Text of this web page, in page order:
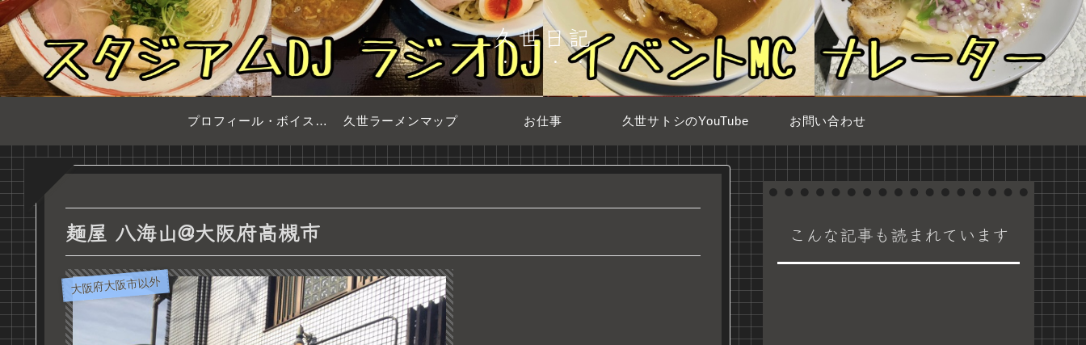
久世日記
プロフィール・ボイスサンプル 久世ラーメンマップ お仕事 久世サトシのYouTube お問い合わせ
麺屋 八海山@大阪府高槻市
大阪府大阪市以外
こんな記事も読まれています